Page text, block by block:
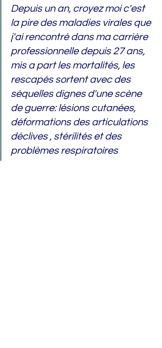
Depuis un an, croyez moi c'est
la pire des maladies virales que
j'ai rencontré dans ma carrière
professionnelle depuis 27 ans,
mis a part les mortalités, les
rescapés sortent avec des
séquelles dignes d'une scène
de guerre: lésions cutanées,
déformations des articulations
déclives , stérilités et des
problèmes respiratoires